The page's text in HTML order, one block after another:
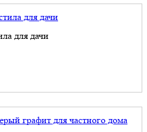
для дачи